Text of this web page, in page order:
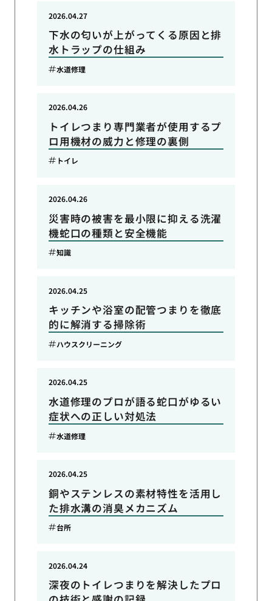
下水の匂いが上がってくる原因と排
水トラップの仕組み
2026.04.27
水道修理
トイレつまり専門業者が使用するプ
ロ用機材の威力と修理の裏側
2026.04.26
トイレ
災害時の被害を最小限に抑える洗濯
機蛇口の種類と安全機能
2026.04.26
知識
キッチンや浴室の配管つまりを徹底
的に解消する掃除術
2026.04.25
ハウスクリーニング
水道修理のプロが語る蛇口がゆるい
症状への正しい対処法
2026.04.25
水道修理
銅やステンレスの素材特性を活用し
た排水溝の消臭メカニズム
2026.04.25
台所
深夜のトイレつまりを解決したプロ
2026.04.24